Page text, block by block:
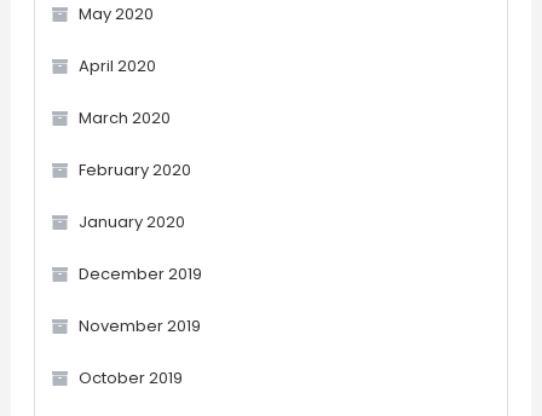
May 2020
April 2020
March 2020
February 2020
January 2020
December 2019
November 2019
October 2019